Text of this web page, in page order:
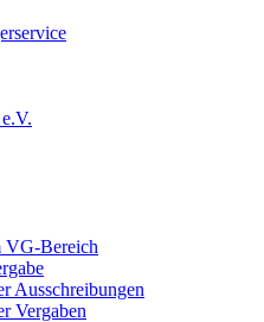
VG-Bereich
Ausschreibungen
Vergaben